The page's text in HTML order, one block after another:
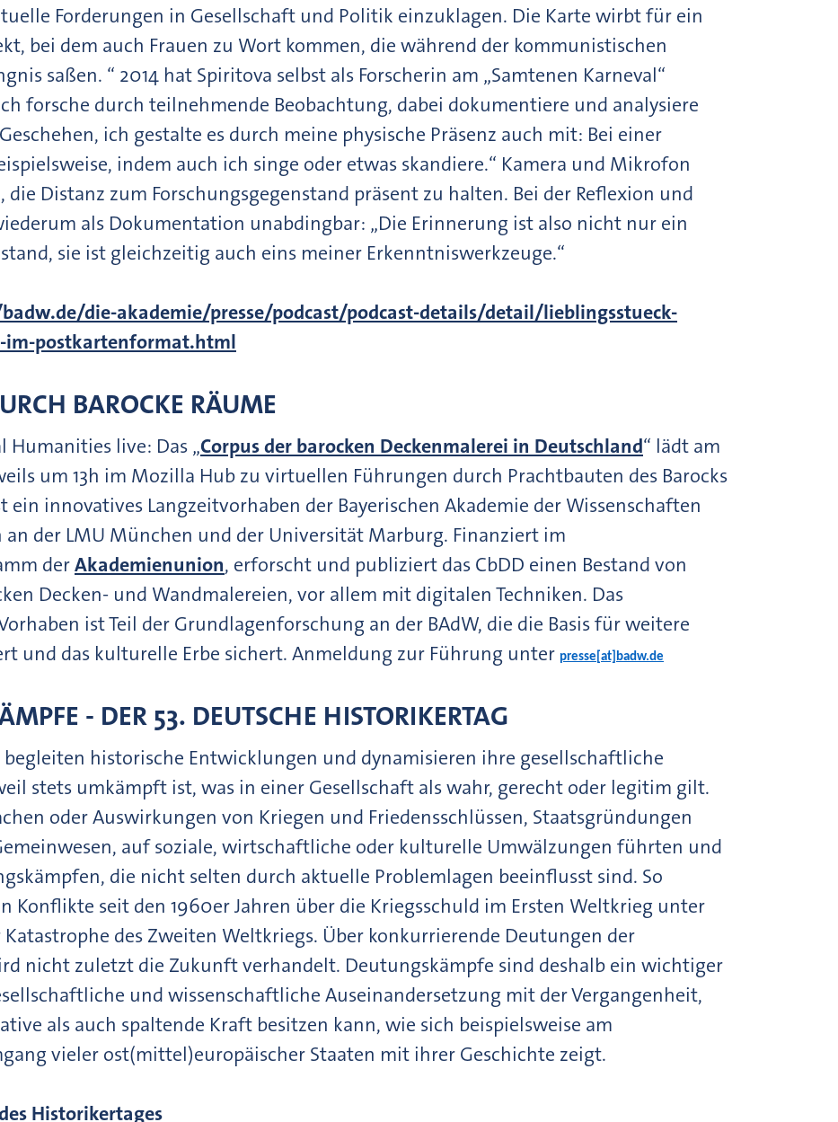
Forderungen in Gesellschaft und Politik einzuklagen. Die Karte wirbt für ein
bei dem auch Frauen zu Wort kommen, die während der kommunistischen
saßen. “ 2014 hat Spiritova selbst als Forscherin am „Samtenen Karneval“
forsche durch teilnehmende Beobachtung, dabei dokumentiere und analysiere
ich gestalte es durch meine physische Präsenz auch mit: Bei einer
indem auch ich singe oder etwas skandiere.“ Kamera und Mikrofon
die Distanz zum Forschungsgegenstand präsent zu halten. Bei der Reflexion und
als Dokumentation unabdingbar: „Die Erinnerung ist also nicht nur ein
sie ist gleichzeitig auch eins meiner Erkenntniswerkzeuge.“
die-akademie/presse/podcast/podcast-details/detail/lieblingsstueck-
im-postkartenformat.html
BAROCKE RÄUME
Humanities live: Das „Corpus der barocken Deckenmalerei in Deutschland“ lädt am
um 13h im Mozilla Hub zu virtuellen Führungen durch Prachtbauten des Barocks
ein innovatives Langzeitvorhaben der Bayerischen Akademie der Wissenschaften
der LMU München und der Universität Marburg. Finanziert im
derAkademienunion, erforscht und publiziert das CbDD einen Bestand von
Decken- und Wandmalereien, vor allem mit digitalen Techniken. Das
ist Teil der Grundlagenforschung an der BAdW, die die Basis für weitere
und das kulturelle Erbe sichert. Anmeldung zur Führung unter presse[at]badw.de
- DER 53. DEUTSCHE HISTORIKERTAG
historische Entwicklungen und dynamisieren ihre gesellschaftliche
stets umkämpft ist, was in einer Gesellschaft als wahr, gerecht oder legitim gilt.
oder Auswirkungen von Kriegen und Friedensschlüssen, Staatsgründungen
auf soziale, wirtschaftliche oder kulturelle Umwälzungen führten und
die nicht selten durch aktuelle Problemlagen beeinflusst sind. So
Konflikte seit den 1960er Jahren über die Kriegsschuld im Ersten Weltkrieg unter
des Zweiten Weltkriegs. Über konkurrierende Deutungen der
nicht zuletzt die Zukunft verhandelt. Deutungskämpfe sind deshalb ein wichtiger
und wissenschaftliche Auseinandersetzung mit der Vergangenheit,
als auch spaltende Kraft besitzen kann, wie sich beispielsweise am
vieler ost(mittel)europäischer Staaten mit ihrer Geschichte zeigt.
Historikertages